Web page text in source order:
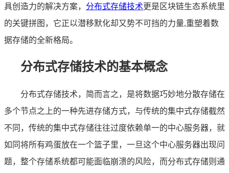
具创造力的解决方案， 分布式存储技术更是区块链生态系统里
的关键拼图，它正以潜移默化却又势不可挡的力量,重塑着数
据存储的全新格局。
分布式存储技术的基本概念
分布式存储技术，简而言之，是将数据巧妙地分散存储在
多个节点之上的一种先进存储方式，与传统的集中式存储截然
不同，传统的集中式存储往往过度依赖单一的中心服务器，就
如同将所有鸡蛋放在一个篮子里，一旦这个中心服务器出现问
题，整个存储系统都可能面临崩溃的风险，而分布式存储则通